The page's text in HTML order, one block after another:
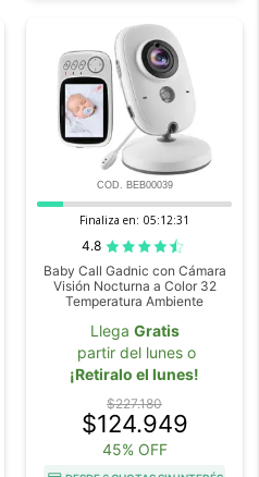
COD. BEB00039
Finaliza en: 05:12:29
4.8
Baby Call Gadnic con Cámara
Visión Nocturna a Color 32
Temperatura Ambiente
Llega Gratis
partir del lunes o
¡Retiralo el lunes!
$227.180
$124.949
45% OFF